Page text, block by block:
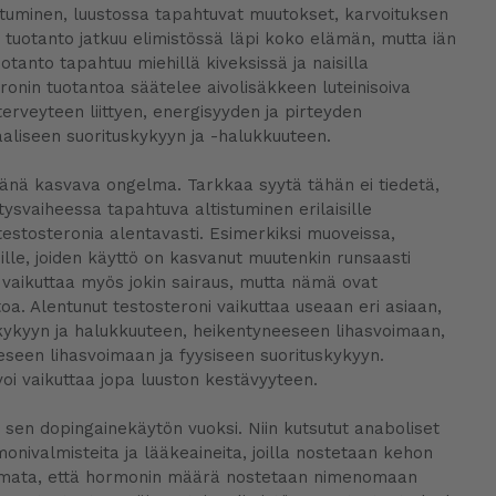
luustossa tapahtuvat muutokset, karvoituksen
jatkuu elimistössä läpi koko elämän, mutta iän
tapahtuu miehillä kiveksissä ja naisilla
tuotantoa säätelee aivolisäkkeen luteinisoiva
liittyen, energisyyden ja pirteyden
suorituskykyyn ja -halukkuuteen.
kasvava ongelma. Tarkkaa syytä tähän ei tiedetä,
tapahtuva altistuminen erilaisille
alentavasti. Esimerkiksi muoveissa,
joiden käyttö on kasvanut muutenkin runsaasti
myös jokin sairaus, mutta nämä ovat
Alentunut testosteroni vaikuttaa useaan eri asiaan,
ja halukkuuteen, heikentyneeseen lihasvoimaan,
lihasvoimaan ja fyysiseen suorituskykyyn.
vaikuttaa jopa luuston kestävyyteen.
dopingainekäytön vuoksi. Niin kutsutut anaboliset
ja lääkeaineita, joilla nostetaan kehon
että hormonin määrä nostetaan nimenomaan